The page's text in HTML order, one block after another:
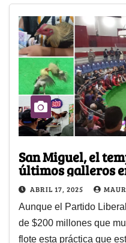
San Miguel, el
últimos galleros
ABRIL 17, 2025
Aunque el Partido
de $200 millones que
flote esta práctica que